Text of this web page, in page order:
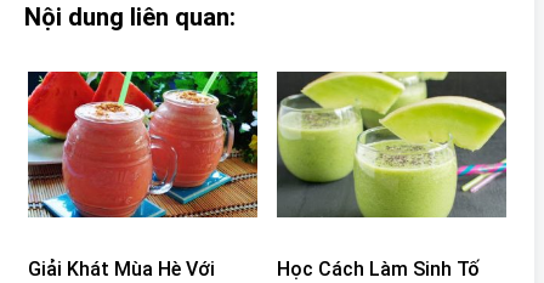
Nội dung liên quan:
Giải Khát Mùa Hè Với
Học Cách Làm Sinh Tố